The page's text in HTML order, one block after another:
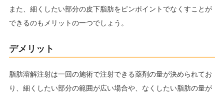
また、細くしたい部分の皮下脂肪をピンポイントでなくすことが
できるのもメリットの一つでしょう。
デメリット
脂肪溶解注射は一回の施術で注射できる薬剤の量が決められてお
り、細くしたい部分の範囲が広い場合や、なくしたい脂肪の量が